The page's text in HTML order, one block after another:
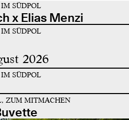
SÜDPOL
x Elias Menzi
SÜDPOL
2026
SÜDPOL
ZUM MITMACHEN